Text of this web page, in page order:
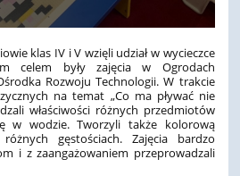
klas IV i V wzięli udział w wycieczce
celem były zajęcia w Ogrodach
Rozwoju Technologii. W trakcie
na temat „Co ma pływać nie
właściwości różnych przedmiotów
w wodzie. Tworzyli także kolorową
gęstościach. Zajęcia bardzo
i z zaangażowaniem przeprowadzali